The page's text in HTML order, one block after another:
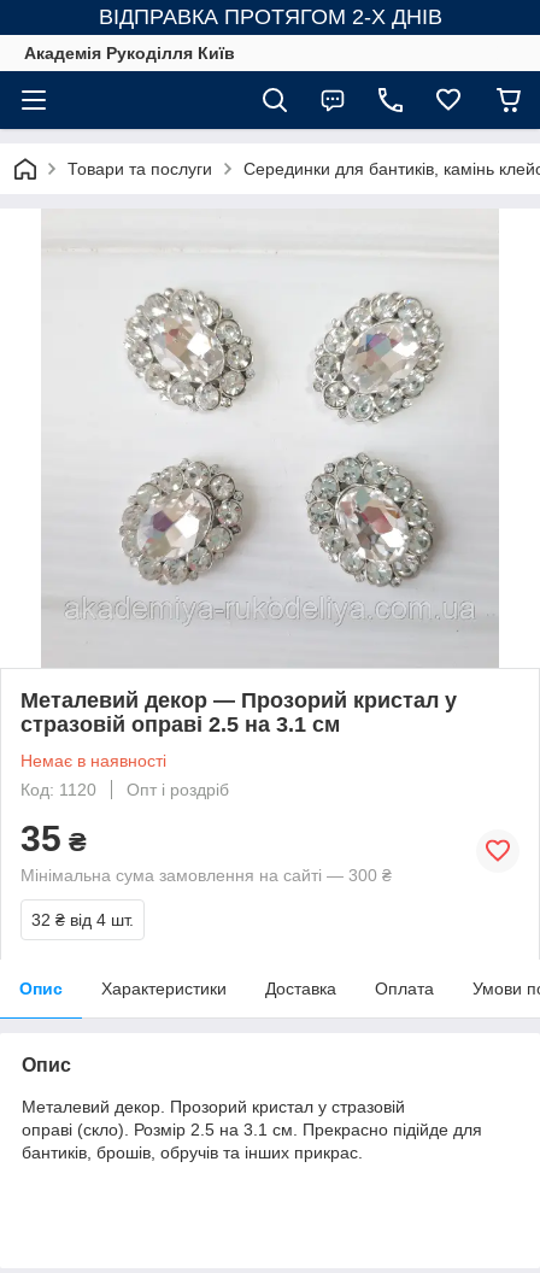
ВІДПРАВКА ПРОТЯГОМ 2-Х ДНІВ
Академія Рукоділля Київ
Товари та послуги Серединки для бантиків, камінь
Металевий декор — Прозорий кристал у
стразовій оправі 2.5 на 3.1 см
Немає в наявності
Код: 1120
Опт і роздріб
35 ₴
Мінімальна сума замовлення на сайті — 300 ₴
32 ₴ від 4 шт.
Опис Характеристики Доставка Оплата Умови
Опис
Металевий декор. Прозорий кристал у стразовій
оправі (скло). Розмір 2.5 на 3.1 см. Прекрасно підійде для
бантиків, брошів, обручів та інших прикрас.